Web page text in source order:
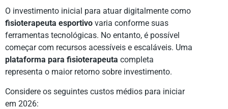
O investimento inicial para atuar digitalmente como
fisioterapeuta esportivo varia conforme suas
ferramentas tecnológicas. No entanto, é possível
começar com recursos acessíveis e escaláveis. Uma
plataforma para fisioterapeuta completa
representa o maior retorno sobre investimento.
Considere os seguintes custos médios para iniciar
em 2026: